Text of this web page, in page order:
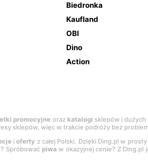
Biedronka
Kaufland
OBI
Dino
Action
promocyjne oraz katalogi sklepów i
sklepów, więc w trakcie podróży bez
ioferty z całej Polski. Dzięki Ding.pl w
Spróbować piwa w okazyjnej cenie? Z